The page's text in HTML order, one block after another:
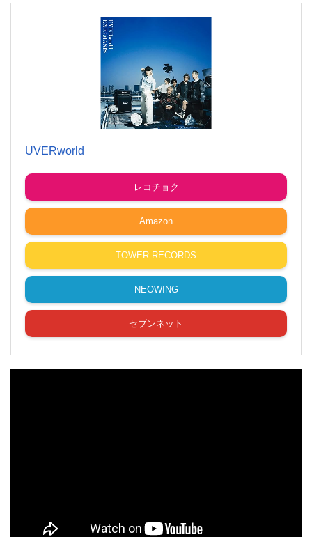
UVERworld
レコチョク
Amazon
TOWER RECORDS
NEOWING
セブンネット